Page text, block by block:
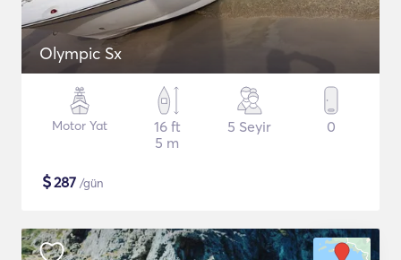
Olympic Sx
Motor Yat
16 ft
5 m
5 Seyir 0
$287 /gün